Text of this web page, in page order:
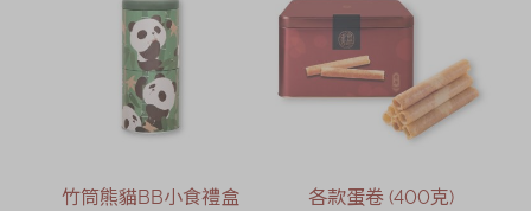
竹筒熊貓BB小食禮盒 各款蛋卷 (400克)